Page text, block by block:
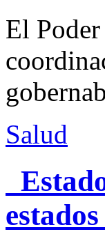
El
Salud